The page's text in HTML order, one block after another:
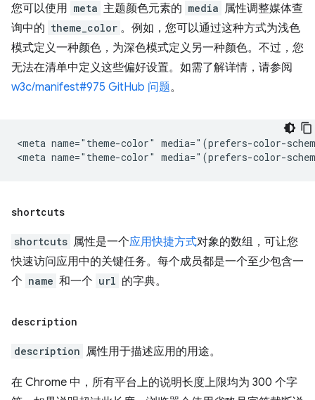
您可以使用 meta 主题颜色元素的 media 属性调整媒体查
询中的 theme_color 。例如，您可以通过这种方式为浅色
模式定义一种颜色，为深色模式定义另一种颜色。不过，您
无法在清单中定义这些偏好设置。如需了解详情，请参阅
w3c/manifest#975 GitHub 问题。
<meta name="theme-color" media="(prefers-color-
shortcuts
shortcuts 属性是一个应用快捷方式对象的数组，可让您
快速访问应用中的关键任务。每个成员都是一个至少包含一
个 name 和一个 url 的字典。
description
description 属性用于描述应用的用途。
在 Chrome 中，所有平台上的说明长度上限均为 300 个字